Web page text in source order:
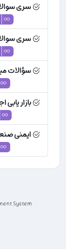
سری
سری
سؤالات
بازار یابی
ایمنی
System